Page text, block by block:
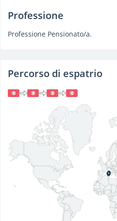
Professione
Professione Pensionato/a.
Percorso di espatrio